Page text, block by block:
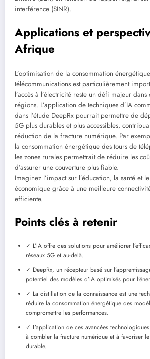
interférence (SINR).
Applications et
Afrique
L’optimisation de la consommation
télécommunications est particulièrement
l’accès à l’électricité reste un défi majeur dans
régions. L’application de techniques d’IA
dans l’étude DeepRx pourrait permettre de
5G plus durables et plus accessibles,
réduction de la fracture numérique. Par
la consommation énergétique des tours de
les zones rurales permettrait de réduire les
d’assurer une couverture plus fiable.
Imaginez l’impact sur l’éducation, la santé et
économique grâce à une meilleure
efficiente.
Points clés à retenir
✓ L’IA offre des solutions pour améliorer
réseaux 5G et au-delà.
✓ DeepRx, un récepteur basé sur
potentiel des modèles d’IA optimisés pour
✓ La distillation de la connaissance est une
réduire la consommation énergétique des
compromettre les performances.
✓ L’application de ces avancées
à combler la fracture numérique et à favoriser
durable.